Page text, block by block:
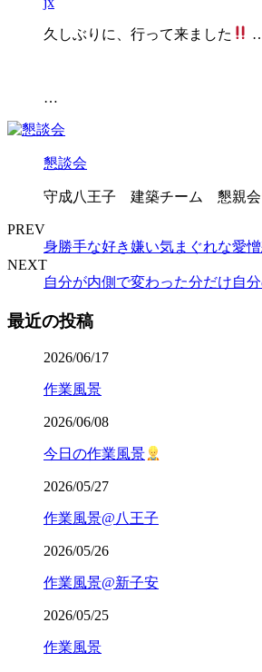
久しぶりに、行って来ました
…
懇談会
守成八王子 建築チーム 懇親会
PREV
身勝手な好き嫌い気まぐれな愛
NEXT
自分が内側で変わった分だけ自
最近の投稿
2026/06/17
作業風景
2026/06/08
今日の作業風景
2026/05/27
作業風景@八王子
2026/05/26
作業風景@新子安
2026/05/25
作業風景